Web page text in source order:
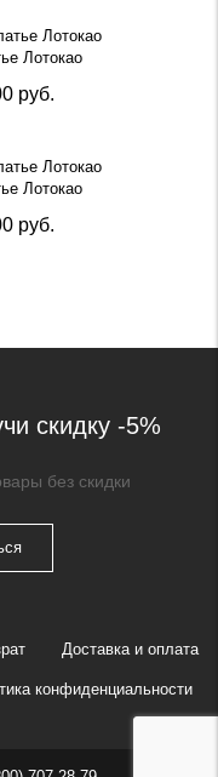
Лотокао
руб.
Лотокао
руб.
скидку -5%
без скидки
Доставка и оплата
конфиденциальности